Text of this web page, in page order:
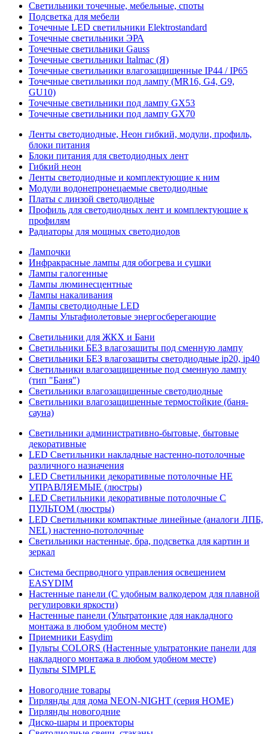
Светильники точечные, мебельные, споты
Подсветка для мебели
Точечные LED светильники Elektrostandard
Точечные светильники ЭРА
Точечные светильники Gauss
Точечные светильники Italmac (Я)
Точечные светильники влагозащищенные IP44 / IP65
Точечные светильники под лампу (MR16, G4, G9,
GU10)
Точечные светильники под лампу GX53
Точечные светильники под лампу GX70
Ленты светодиодные, Неон гибкий, модули, профиль,
блоки питания
Блоки питания для светодиодных лент
Гибкий неон
Ленты светодиодные и комплектующие к ним
Модули водонепронецаемые светодиодные
Платы с линзой светодиодные
Профиль для светодиодных лент и комплектующие к
профилям
Радиаторы для мощных светодиодов
Лампочки
Инфракрасные лампы для обогрева и сушки
Лампы галогенные
Лампы люминесцентные
Лампы накаливания
Лампы светодиодные LED
Лампы Ультафиолетовые энергосберегающие
Светильники для ЖКХ и Бани
Светильники БЕЗ влагозащиты под сменную лампу
Светильники БЕЗ влагозащиты светодиодные ip20, ip40
Светильники влагозащищенные под сменную лампу
(тип "Баня")
Светильники влагозащищенные светодиодные
Светильники влагозащищенные термостойкие (баня-
сауна)
Светильники административно-бытовые, бытовые
декоративные
LED Cветильники накладные настенно-потолочные
различного назначения
LED Светильники декоративные потолочные НЕ
УПРАВЛЯЕМЫЕ (люстры)
LED Светильники декоративные потолочные С
ПУЛЬТОМ (люстры)
LED Светильники компактные линейные (аналоги ЛПБ,
NEL) настенно-потолочные
Светильники настенные, бра, подсветка для картин и
зеркал
Система беспрводного управления освещением
EASYDIM
Настенные панели (С удобным валкодером для плавной
регулировки яркости)
Настенные панели (Ультратонкие для накладного
монтажа в любом удобном месте)
Приемники Easydim
Пульты COLORS (Настенные ультратонкие панели для
накладного монтажа в любом удобном месте)
Пульты SIMPLE
Новогодние товары
Гирлянды для дома NEON-NIGHT (серия HOME)
Гирлянды новогодние
Диско-шары и проекторы